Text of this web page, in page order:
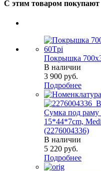
С этим товаром покупают
Покрышка
В наличии
3 900 руб.
Подробнее
Сумка под раму
15*44*7cm,
(2276004336)
В наличии
5 220 руб.
Подробнее